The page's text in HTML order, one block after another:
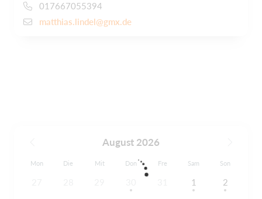
017667055394
matthias.lindel@gmx.de
August 2026
Mon Die Mit Don Fre Sam Son
1 2